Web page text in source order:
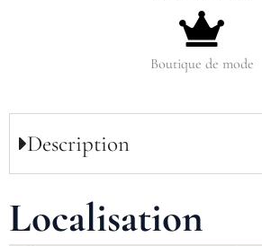
Boutique de mode
Description
Localisation